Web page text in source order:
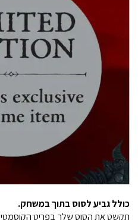
כולל גביע לסוס בתוך במשחק.
תקשט את הסוס שלך בפריט הקוסמטי Bound Faith, שנוצר עבור שיתוף הפעולה הזה.